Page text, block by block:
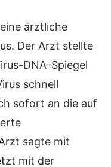
ärztliche
Der Arzt stellte
DNA-Spiegel
schnell
sofort an die auf
sagte mit
mit der